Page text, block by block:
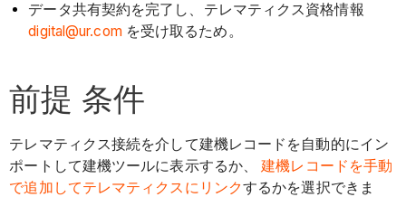
データ共有契約を完了し、テレマティクス資格情報
digital@ur.comを受け取るため。
前提 条件
テレマティクス接続を介して建機レコードを自動的にイン
ポートして建機ツールに表示するか、建機レコードを手動
で追加してテレマティクスにリンクするかを選択できま